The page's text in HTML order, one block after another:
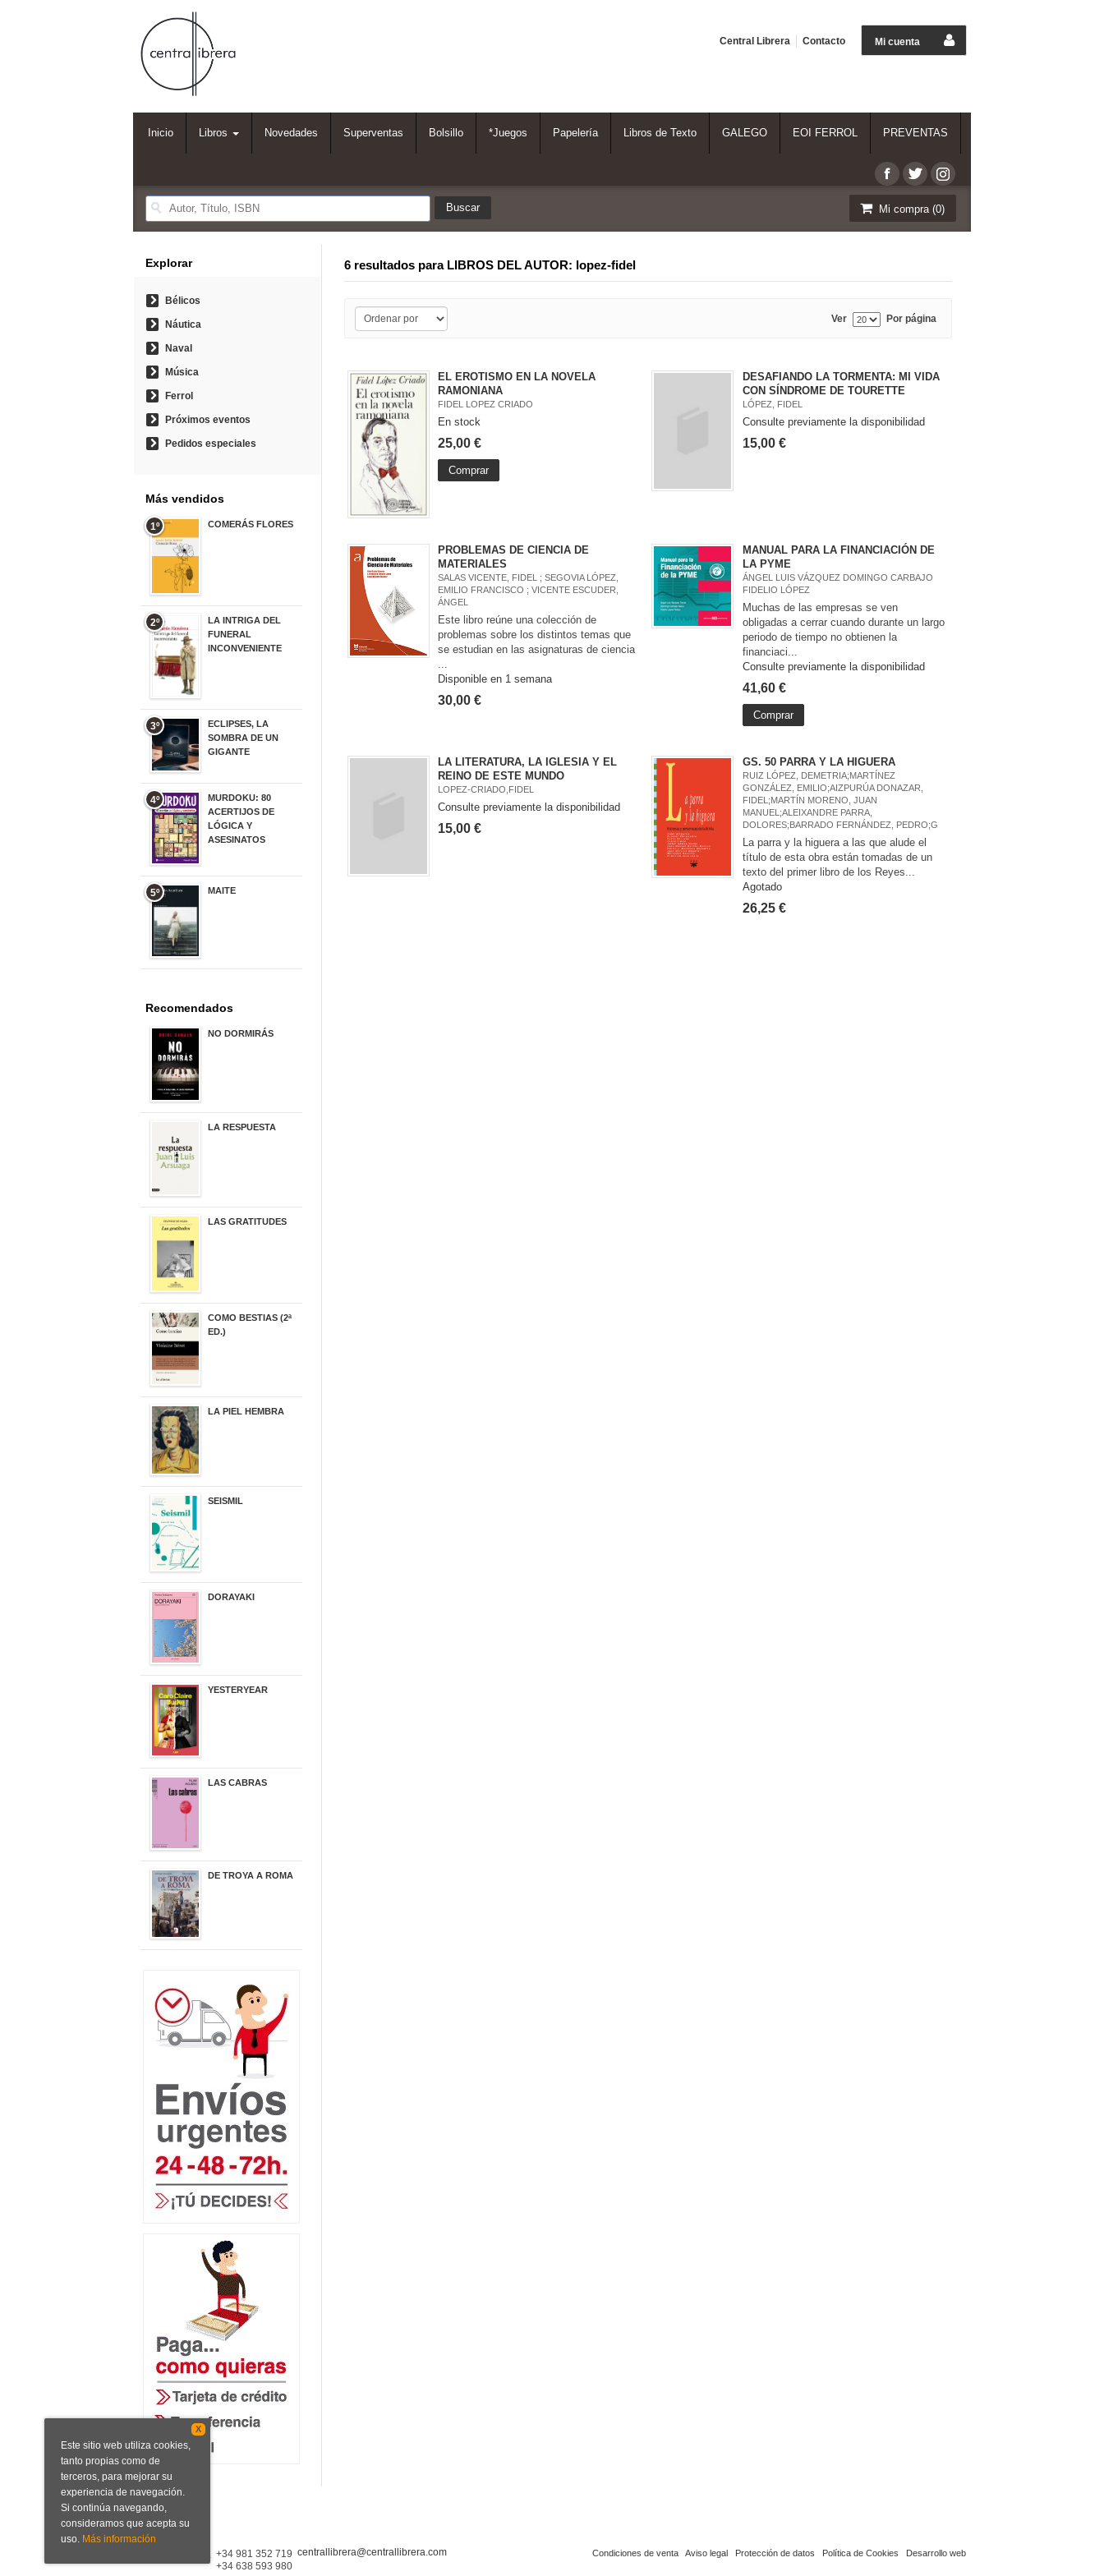
Mi cuenta
Central Librera Contacto
Inicio Libros Novedades Superventas Bolsillo *Juegos Papelería Libros de Texto GALEGO EOI FERROL PREVENTAS
Mi compra (0)
6 resultados para LIBROS DEL AUTOR: lopez-fidel
Ver Por página
EL EROTISMO EN LA NOVELA
RAMONIANA
FIDEL LOPEZ CRIADO
En stock
25,00 €
Comprar
DESAFIANDO LA TORMENTA: MI VIDA
CON SÍNDROME DE TOURETTE
LÓPEZ, FIDEL
Consulte previamente la disponibilidad
15,00 €
PROBLEMAS DE CIENCIA DE
MATERIALES
SALAS VICENTE, FIDEL ; SEGOVIA LÓPEZ,
EMILIO FRANCISCO ; VICENTE ESCUDER,
ÁNGEL
Este libro reúne una colección de
problemas sobre los distintos temas que
se estudian en las asignaturas de ciencia
...
Disponible en 1 semana
30,00 €
MANUAL PARA LA FINANCIACIÓN DE
LA PYME
ÁNGEL LUIS VÁZQUEZ DOMINGO CARBAJO
FIDELIO LÓPEZ
Muchas de las empresas se ven
obligadas a cerrar cuando durante un largo
periodo de tiempo no obtienen la
financiaci...
Consulte previamente la disponibilidad
41,60 €
Comprar
LA LITERATURA, LA IGLESIA Y EL
REINO DE ESTE MUNDO
LOPEZ-CRIADO,FIDEL
Consulte previamente la disponibilidad
15,00 €
GS. 50 PARRA Y LA HIGUERA
RUIZ LÓPEZ, DEMETRIA;MARTÍNEZ
GONZÁLEZ, EMILIO;AIZPURÚA DONAZAR,
FIDEL;MARTÍN MORENO, JUAN
MANUEL;ALEIXANDRE PARRA,
DOLORES;BARRADO FERNÁNDEZ, PEDRO;G
La parra y la higuera a las que alude el
título de esta obra están tomadas de un
texto del primer libro de los Reyes...
Agotado
26,25 €
Explorar
Bélicos
Náutica
Naval
Música
Ferrol
Próximos eventos
Pedidos especiales
Más vendidos
1º COMERÁS FLORES
2º
LA INTRIGA DEL
FUNERAL
INCONVENIENTE
3º
ECLIPSES, LA
SOMBRA DE UN
GIGANTE
4º
MURDOKU: 80
ACERTIJOS DE
LÓGICA Y
ASESINATOS
5º MAITE
Recomendados
NO DORMIRÁS
LA RESPUESTA
LAS GRATITUDES
COMO BESTIAS (2ª
ED.)
LA PIEL HEMBRA
SEISMIL
DORAYAKI
YESTERYEAR
LAS CABRAS
DE TROYA A ROMA
Condiciones de venta Aviso legal Protección de datos Política de Cookies Desarrollo web
+34 981 352 719
+34 638 593 980
centrallibrera@centrallibrera.com
X
Este sitio web utiliza cookies,
tanto propias como de
terceros, para mejorar su
experiencia de navegación.
Si continúa navegando,
consideramos que acepta su
uso. Más información